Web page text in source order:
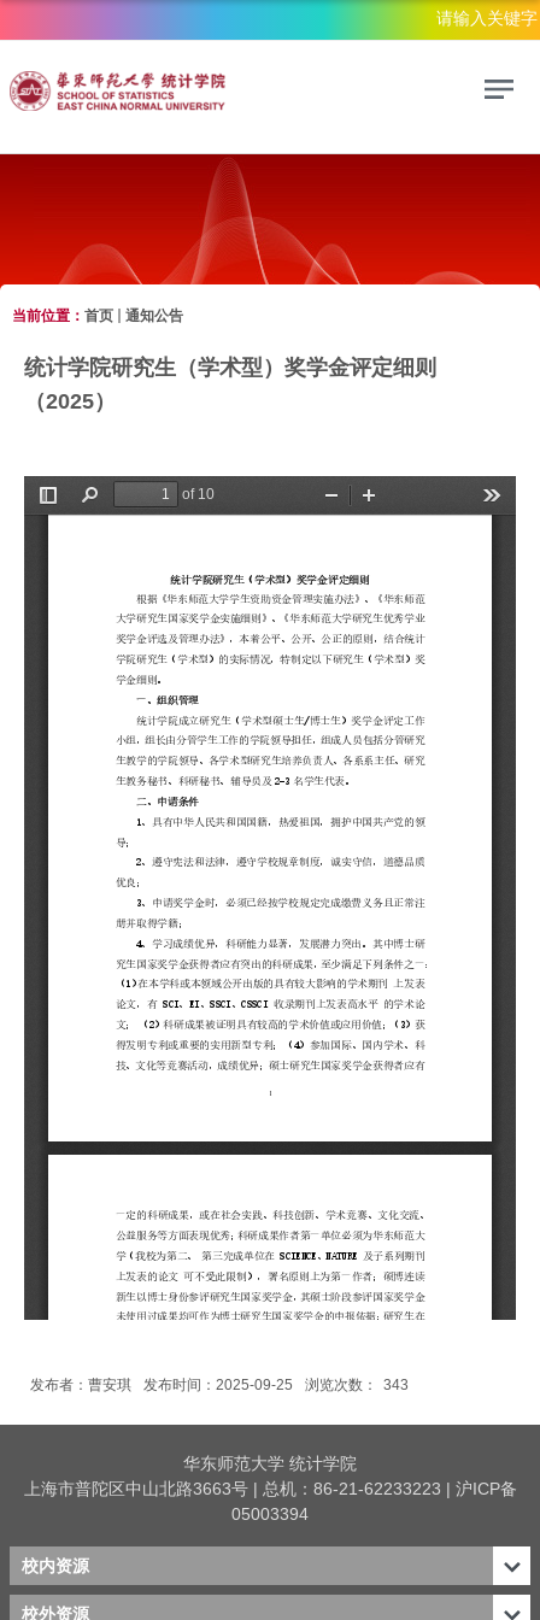
通知公告
当前位置： 首页 通知公告
统计学院研究生（学术型）奖学金评定细则
（2025）
发布者：曹安琪 发布时间：2025-09-25 浏览次数： 343
华东师范大学 统计学院
上海市普陀区中山北路3663号 | 总机：86-21-62233223 | 沪ICP备
05003394
校内资源
校外资源